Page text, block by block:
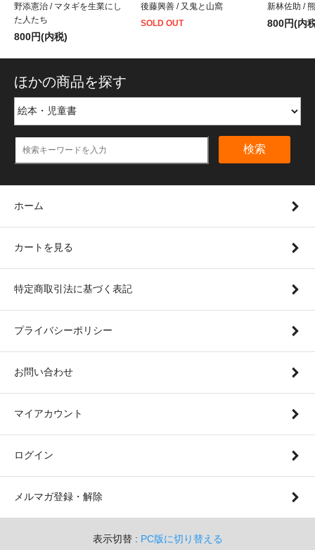
野添憲治 / マタギを生業にし
た人たち
800円(内税)
後藤興善 / 又鬼と山窩
SOLD OUT
新林佐助 /
800円(内
ほかの商品を探す
検索
ホーム
カートを見る
特定商取引法に基づく表記
プライバシーポリシー
お問い合わせ
マイアカウント
ログイン
メルマガ登録・解除
表示切替 : PC版に切り替える